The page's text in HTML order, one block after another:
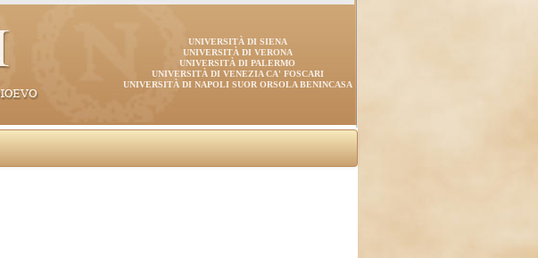
UNIVERSITÀ DI SIENA
UNIVERSITÀ DI VERONA
UNIVERSITÀ DI PALERMO
UNIVERSITÀ DI VENEZIA CA' FOSCARI
UNIVERSITÀ DI NAPOLI SUOR ORSOLA BENINCASA